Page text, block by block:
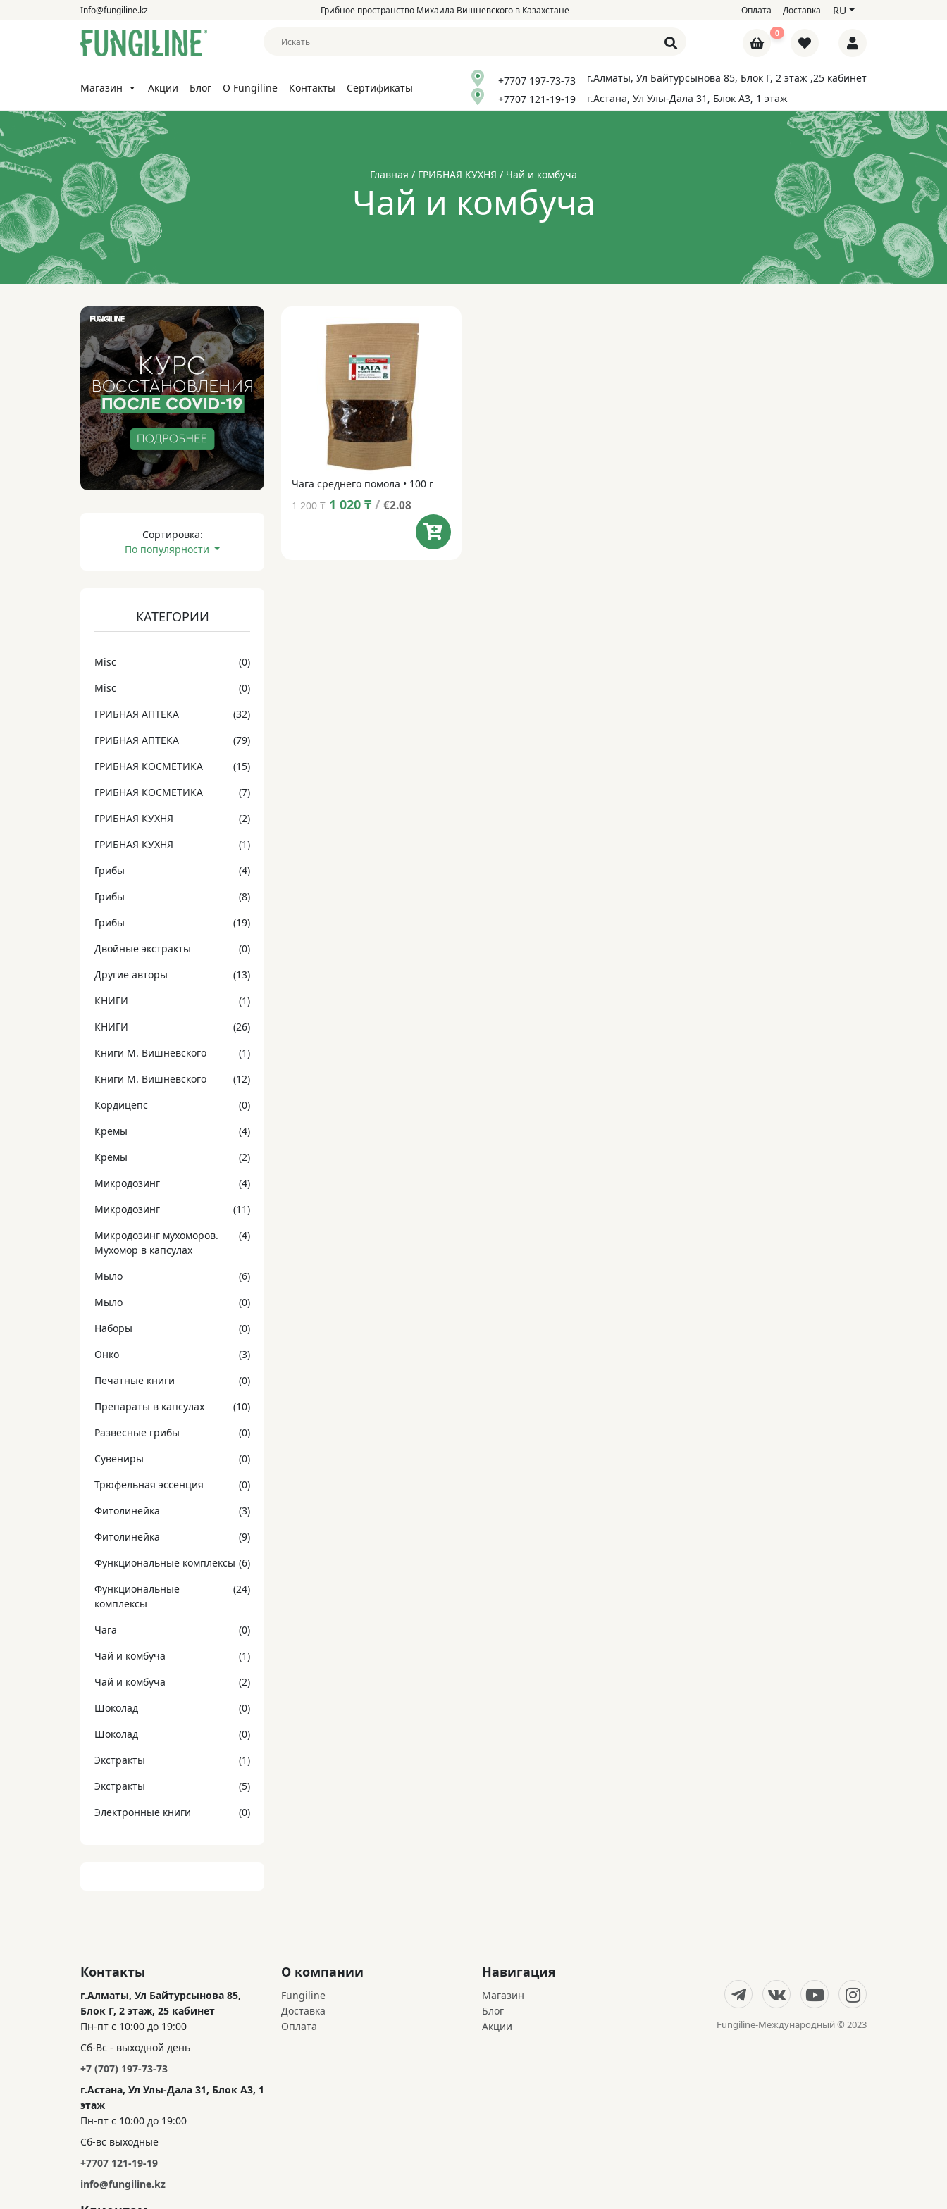
Info@fungiline.kz Грибное пространство Михаила Вишневского в Казахстане Оплата Доставка RU
0
Магазин Акции Блог О Fungiline Контакты Сертификаты
+7707 197-73-73
+7707 121-19-19
г.Алматы, Ул Байтурсынова 85, Блок Г, 2 этаж ,25 кабинет
г.Астана, Ул Улы-Дала 31, Блок А3, 1 этаж
Главная / ГРИБНАЯ КУХНЯ / Чай и комбуча
Чай и комбуча
Сортировка:
По популярности
КАТЕГОРИИ
Misc
(0)
Misc
(0)
ГРИБНАЯ АПТЕКА
(32)
ГРИБНАЯ АПТЕКА
(79)
ГРИБНАЯ КОСМЕТИКА
(15)
ГРИБНАЯ КОСМЕТИКА
(7)
ГРИБНАЯ КУХНЯ
(2)
ГРИБНАЯ КУХНЯ
(1)
Грибы
(4)
Грибы
(8)
Грибы
(19)
Двойные экстракты
(0)
Другие авторы
(13)
КНИГИ
(1)
КНИГИ
(26)
Книги М. Вишневского
(1)
Книги М. Вишневского
(12)
Кордицепс
(0)
Кремы
(4)
Кремы
(2)
Микродозинг
(4)
Микродозинг
(11)
Микродозинг мухоморов.
Мухомор в капсулах
(4)
Мыло
(6)
Мыло
(0)
Наборы
(0)
Онко
(3)
Печатные книги
(0)
Препараты в капсулах
(10)
Развесные грибы
(0)
Сувениры
(0)
Трюфельная эссенция
(0)
Фитолинейка
(3)
Фитолинейка
(9)
Функциональные комплексы (6)
Функциональные
комплексы
(24)
Чага
(0)
Чай и комбуча
(1)
Чай и комбуча
(2)
Шоколад
(0)
Шоколад
(0)
Экстракты
(1)
Экстракты
(5)
Электронные книги
(0)
Чага среднего помола • 100 г
1 200₸ Original
1 020 ₸Current
/ €2.08
Контакты
г.Алматы, Ул Байтурсынова 85,
Блок Г, 2 этаж, 25 кабинет
Пн-пт с 10:00 до 19:00
Сб-Вс - выходной день
+7 (707) 197-73-73
г.Астана, Ул Улы-Дала 31, Блок А3, 1
этаж
Пн-пт с 10:00 до 19:00
Сб-вс выходные
+7707 121-19-19
info@fungiline.kz
О компании
Fungiline
Доставка
Оплата
Навигация
Магазин
Блог
Акции
Fungiline-Международный © 2023